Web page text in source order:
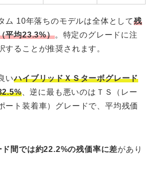
ム 10年落ちのモデルは全体として残
平均23.3%）。特定のグレードに注
することが推奨されます。
いハイブリッドＸＳターボグレード
、逆に最も悪いのはＴＳ（レー
ート装着車）グレードで、平均残価
間では約22.2%の残価率に差があり